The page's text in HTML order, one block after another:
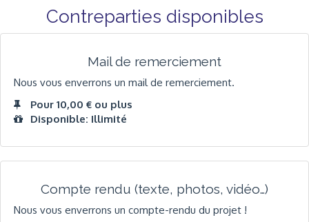
Contreparties disponibles
Mail de remerciement
Nous vous enverrons un mail de remerciement.
Pour 10,00 € ou plus
Disponible: Illimité
Compte rendu (texte, photos, vidéo…)
Nous vous enverrons un compte-rendu du projet !